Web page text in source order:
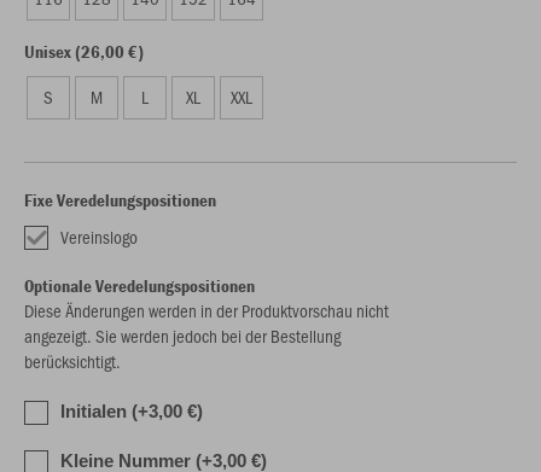
Unisex (26,00 €)
S M L XL XXL
Fixe Veredelungspositionen
Vereinslogo
Optionale Veredelungspositionen
Diese Änderungen werden in der Produktvorschau nicht
angezeigt. Sie werden jedoch bei der Bestellung
berücksichtigt.
Initialen (+3,00 €)
Kleine Nummer (+3,00 €)